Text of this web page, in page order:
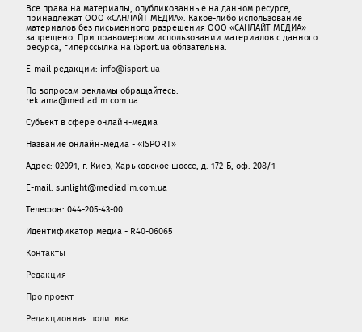
Все права на материалы, опубликованные на данном ресурсе,
принадлежат ООО «САНЛАЙТ МЕДИА». Какое-либо использование
материалов без письменного разрешения ООО «САНЛАЙТ МЕДИА»
запрещено. При правомерном использовании материалов с данного
ресурса, гиперссылка на iSport.ua обязательна.
E-mail редакции: info@isport.ua
По вопросам рекламы обращайтесь:
reklama@mediadim.com.ua
Субъект в сфере онлайн-медиа
Название онлайн-медиа - «ISPORT»
Адрес: 02091, г. Киев, Харьковское шоссе, д. 172-Б, оф. 208/1
E-mail: sunlight@mediadim.com.ua
Телефон: 044-205-43-00
Идентификатор медиа - R40-06065
Контакты
Редакция
Про проект
Редакционная политика